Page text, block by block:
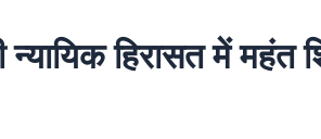
हिरासत में महंत